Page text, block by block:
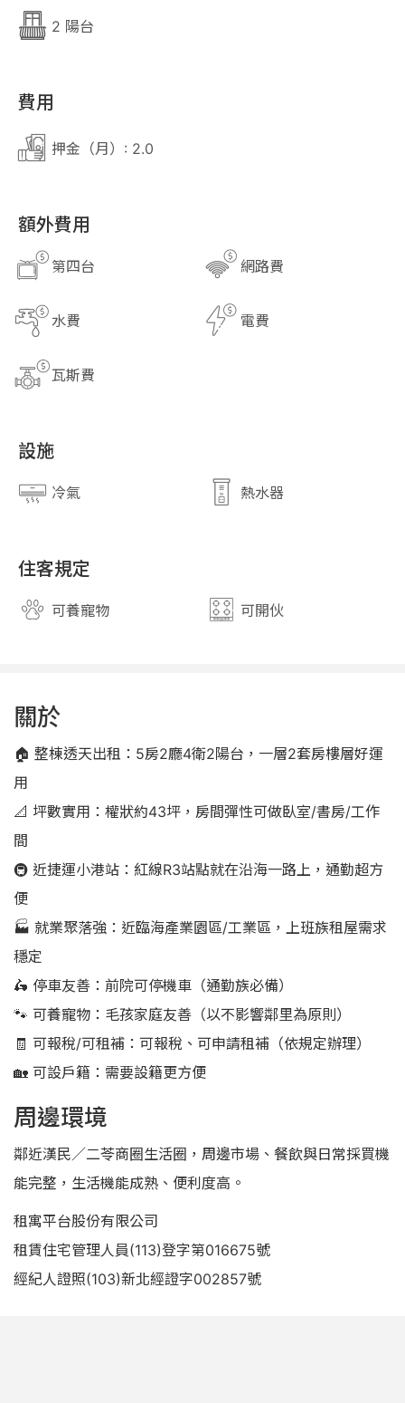
關閉
2 陽台
費用
押金（月）: 2.0
額外費用
第四台 網路費
水費 電費
瓦斯費
設施
冷氣 熱水器
住客規定
可養寵物 可開伙
關於
🏠 整棟透天出租：5房2廳4衛2陽台，一層2套房樓層好運
用
📐 坪數實用：權狀約43坪，房間彈性可做臥室/書房/工作
間
🚇 近捷運小港站：紅線R3站點就在沿海一路上，通勤超方
便
🏭 就業聚落強：近臨海產業園區/工業區，上班族租屋需求
穩定
🛵 停車友善：前院可停機車（通勤族必備）
🐾 可養寵物：毛孩家庭友善（以不影響鄰里為原則）
🧾 可報稅/可租補：可報稅、可申請租補（依規定辦理）
🏡 可設戶籍：需要設籍更方便
周邊環境
鄰近漢民／二苓商圈生活圈，周邊市場、餐飲與日常採買機
能完整，生活機能成熟、便利度高。
租寓平台股份有限公司
租賃住宅管理人員(113)登字第016675號
經紀人證照(103)新北經證字002857號